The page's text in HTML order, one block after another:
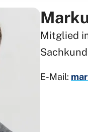
Mitglied
E-Mail: